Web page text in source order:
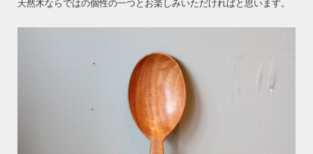
天然木ならではの個性の一つとお楽しみいただければと思います。